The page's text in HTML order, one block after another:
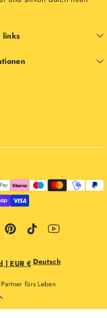
links
Zahlungsarten
| EUR € Deutsch
fürs Leben
nach